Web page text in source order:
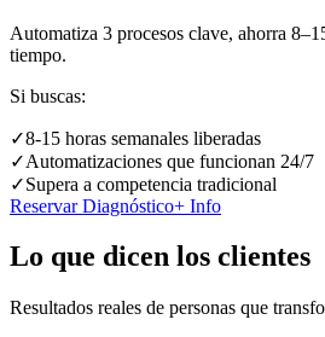
Automatiza 3 procesos clave, ahorra
tiempo.
Si buscas:
✓8-15 horas semanales liberadas
✓Automatizaciones que funcionan 24/7
✓Supera a competencia tradicional
Reservar Diagnóstico+ Info
Lo que dicen los clientes
Resultados reales de personas que